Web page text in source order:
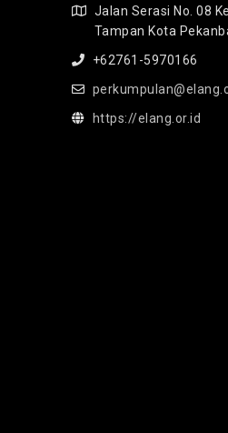
Jalan Serasi No. 08
Tampan Kota
+62761-5970166
https://elang.or.id